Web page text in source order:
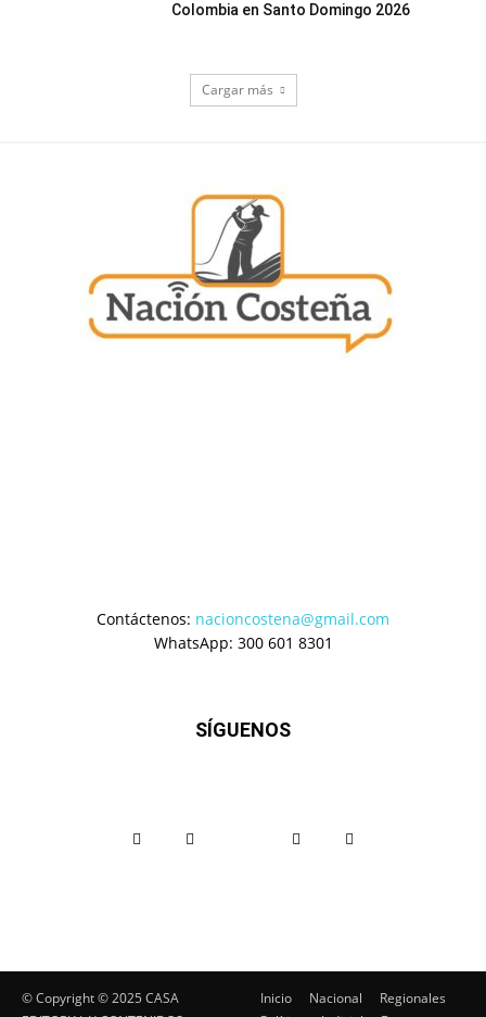
Colombia en Santo Domingo 2026
Cargar más
Contáctenos: nacioncostena@gmail.com
WhatsApp: 300 601 8301
SÍGUENOS
© Copyright ©️ 2025 CASA
Inicio Nacional
Regionales